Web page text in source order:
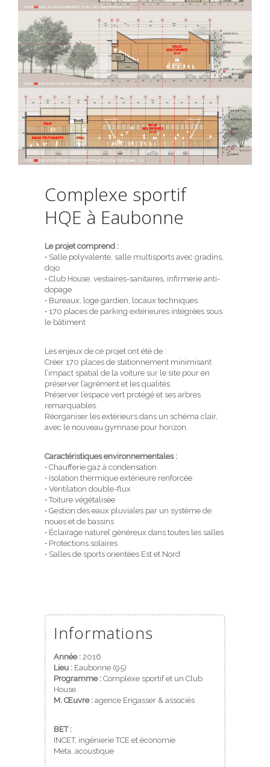
Complexe sportif
HQE à Eaubonne
Le projet comprend :
• Salle polyvalente, salle multisports avec gradins,
dojo
• Club House, vestiaires-sanitaires, infirmerie anti-
dopage
• Bureaux, loge gardien, locaux techniques
• 170 places de parking extérieures intégrées sous
le bâtiment
Les enjeux de ce projet ont été de :
Créer 170 places de stationnement minimisant
l’impact spatial de la voiture sur le site pour en
préserver l’agrément et les qualités.
Préserver l’espace vert protégé et ses arbres
remarquables.
Réorganiser les extérieurs dans un schéma clair,
avec le nouveau gymnase pour horizon.
Caractéristiques environnementales :
• Chaufferie gaz à condensation
• Isolation thermique extérieure renforcée
• Ventilation double-flux
• Toiture végétalisée
• Gestion des eaux pluviales par un système de
noues et de bassins
• Éclairage naturel généreux dans toutes les salles
• Protections solaires
• Salles de sports orientées Est et Nord
Informations
Année : 2016
Lieu : Eaubonne (95)
Programme : Complexe sportif et un Club
House.
M. Œuvre : agence Engasser & associés
BET :
INCET, ingénierie TCE et économie
Meta, acoustique